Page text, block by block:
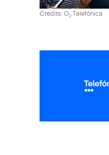
Credits: O2Telefónica